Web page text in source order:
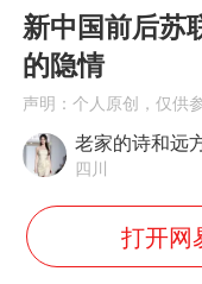
新中国前后苏
的隐情
声明：个人原创，仅供
老家的诗和远
四川
打开网